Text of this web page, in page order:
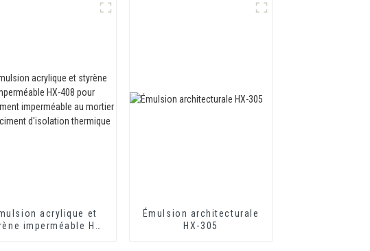
acrylique et
imperméable HX-
Émulsion architecturale
HX-305